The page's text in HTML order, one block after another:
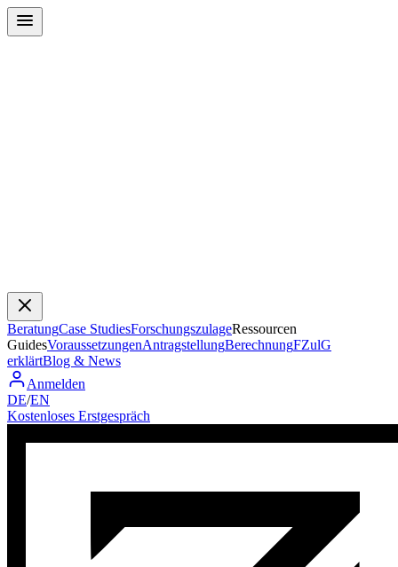
BeratungCase StudiesForschungszulageRessourcen
GuidesVoraussetzungenAntragstellungBerechnungFZulG
erklärtBlog & News
Anmelden
DE/EN
Kostenloses Erstgespräch